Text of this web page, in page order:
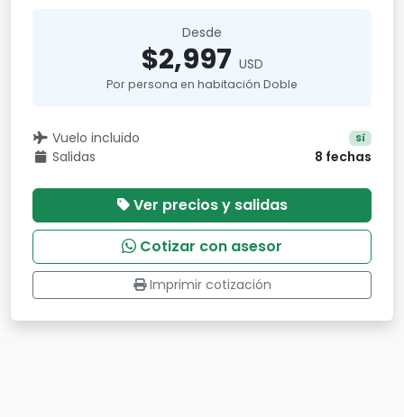
Desde
$2,997 USD
Por persona en habitación Doble
Vuelo incluido Sí
Salidas 8 fechas
Ver precios y salidas
Cotizar con asesor
Imprimir cotización